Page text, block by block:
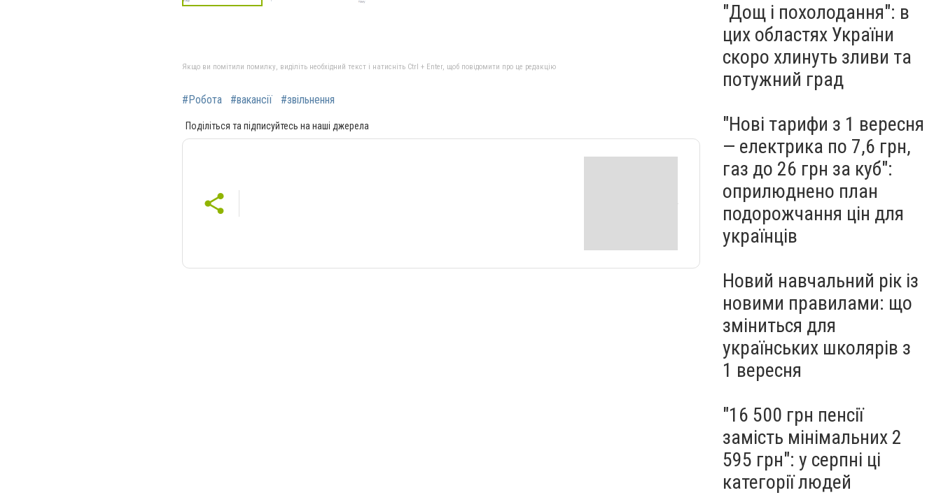
Якщо ви помітили помилку, виділіть необхідний текст і натисніть Ctrl + Enter, щоб повідомити про це редакцію
#Робота #вакансії #звільнення
Поділіться та підписуйтесь на наші джерела
"Дощ і похолодання": в
цих областях України
скоро хлинуть зливи та
потужний град
"Нові тарифи з 1 вересня
— електрика по 7,6 грн,
газ до 26 грн за куб":
оприлюднено план
подорожчання цін для
українців
Новий навчальний рік із
новими правилами: що
зміниться для
українських школярів з
1 вересня
"16 500 грн пенсії
замість мінімальних 2
595 грн": у серпні ці
категорії людей